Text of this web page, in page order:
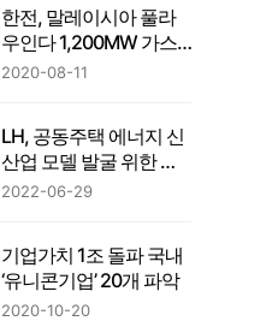
한전, 말레이시아 풀라
우인다 1,200MW 가스
복합발전사업 계약 체결
2020-08-11
LH, 공동주택 에너지 신
산업 모델 발굴 위한 컨
퍼런스 개최
2022-06-29
기업가치 1조 돌파 국내
‘유니콘기업’ 20개 파악
2020-10-20